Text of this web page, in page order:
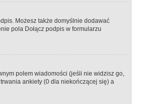
Możesz także domyślnie dodawać
pola Dołącz podpis w formularzu
polem wiadomości (jeśli nie widzisz go,
ankiety (0 dla niekończącej się) a